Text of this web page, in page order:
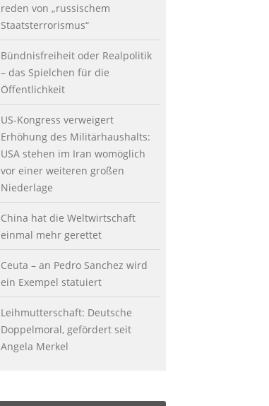
reden von „russischem
Staatsterrorismus“
Bündnisfreiheit oder Realpolitik
– das Spielchen für die
Öffentlichkeit
US-Kongress verweigert
Erhöhung des Militärhaushalts:
USA stehen im Iran womöglich
vor einer weiteren großen
Niederlage
China hat die Weltwirtschaft
einmal mehr gerettet
Ceuta – an Pedro Sanchez wird
ein Exempel statuiert
Leihmutterschaft: Deutsche
Doppelmoral, gefördert seit
Angela Merkel